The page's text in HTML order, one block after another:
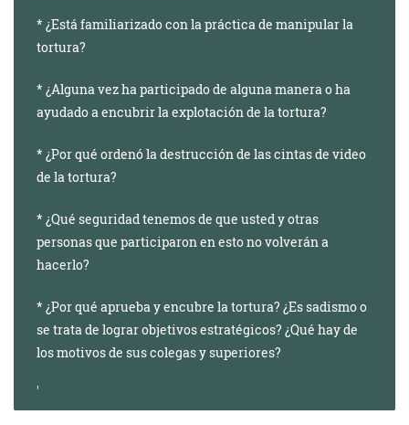
* ¿Está familiarizado con la práctica de manipular la
tortura?
* ¿Alguna vez ha participado de alguna manera o ha
ayudado a encubrir la explotación de la tortura?
* ¿Por qué ordenó la destrucción de las cintas de video
de la tortura?
* ¿Qué seguridad tenemos de que usted y otras
personas que participaron en esto no volverán a
hacerlo?
* ¿Por qué aprueba y encubre la tortura? ¿Es sadismo o
se trata de lograr objetivos estratégicos? ¿Qué hay de
los motivos de sus colegas y superiores?